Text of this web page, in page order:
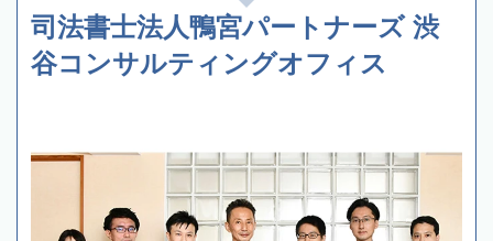
司法書士法人鴨宮パートナーズ 渋
谷コンサルティングオフィス